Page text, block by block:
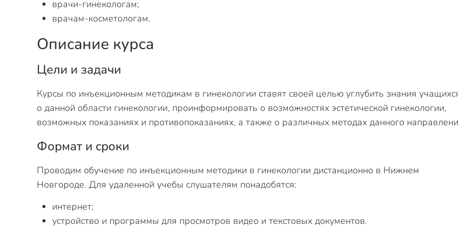
врачи-гинекологам;
врачам-косметологам.
Описание курса
Цели и задачи
Курсы по инъекционным методикам в гинекологии ставят своей целью углубить знания
о данной области гинекологии, проинформировать о возможностях эстетической гинекологии,
возможных показаниях и противопоказаниях, а также о различных методах данного
Формат и сроки
Проводим обучение по инъекционным методики в гинекологии дистанционно в Нижнем
Новгороде. Для удаленной учебы слушателям понадобятся:
интернет;
устройство и программы для просмотров видео и текстовых документов.